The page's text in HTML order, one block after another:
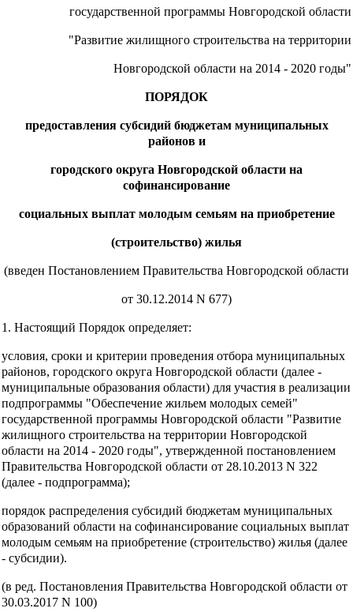
государственной программы Новгородской области
"Развитие жилищного строительства на территории
Новгородской области на 2014 - 2020 годы"
ПОРЯДОК
предоставления субсидий бюджетам муниципальных
районов и
городского округа Новгородской области на
софинансирование
социальных выплат молодым семьям на приобретение
(строительство) жилья
(введен Постановлением Правительства Новгородской области
от 30.12.2014 N 677)
1. Настоящий Порядок определяет:
условия, сроки и критерии проведения отбора муниципальных
районов, городского округа Новгородской области (далее -
муниципальные образования области) для участия в реализации
подпрограммы "Обеспечение жильем молодых семей"
государственной программы Новгородской области "Развитие
жилищного строительства на территории Новгородской
области на 2014 - 2020 годы", утвержденной постановлением
Правительства Новгородской области от 28.10.2013 N 322
(далее - подпрограмма);
порядок распределения субсидий бюджетам муниципальных
образований области на софинансирование социальных выплат
молодым семьям на приобретение (строительство) жилья (далее
- субсидии).
(в ред. Постановления Правительства Новгородской области от
30.03.2017 N 100)